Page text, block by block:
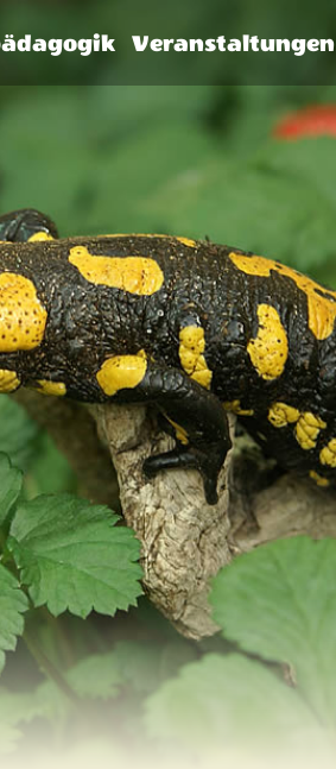
Veranstaltungen